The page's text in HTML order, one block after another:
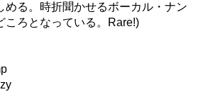
める。時折聞かせるボーカル・ナン
ころとなっている。Rare!)